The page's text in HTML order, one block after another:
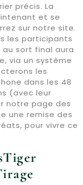
précis. La
et se
sur notre site.
les participants
au sort final aura
via un système
les
dans les 48
(avec leur
notre page des
une remise des
pour vivre ce